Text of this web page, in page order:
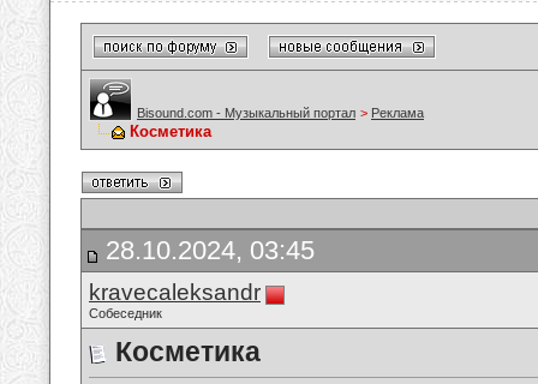
Bisound.com - Музыкальный портал > Реклама
Косметика
28.10.2024, 03:45
kravecaleksandr
Собеседник
Косметика